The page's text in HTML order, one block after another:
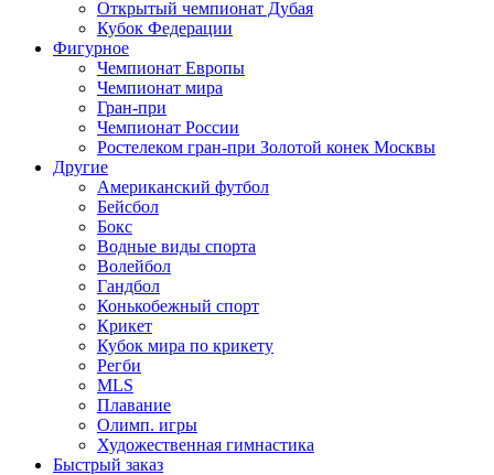
Открытый чемпионат Дубая
Кубок Федерации
Фигурное
Чемпионат Европы
Чемпионат мира
Гран-при
Чемпионат России
Ростелеком гран-при Золотой конек Москвы
Другие
Американский футбол
Бейсбол
Бокс
Водные виды спорта
Волейбол
Гандбол
Конькобежный спорт
Крикет
Кубок мира по крикету
Регби
MLS
Плавание
Олимп. игры
Художественная гимнастика
Быстрый заказ